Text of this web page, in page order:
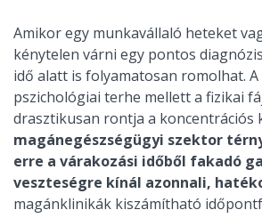
Amikor egy munkavállaló heteket
kénytelen várni egy pontos
idő alatt is folyamatosan romolhat.
pszichológiai terhe mellett a fizikai
drasztikusan rontja a koncentrációs
magánegészségügyi szektor
erre a várakozási időből fakadó
veszteségre kínál azonnali,
magánklinikák kiszámítható